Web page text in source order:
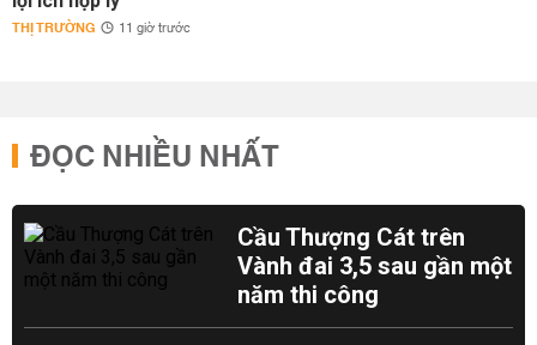
THỊ TRƯỜNG 11 giờ trước
ĐỌC NHIỀU NHẤT
Cầu Thượng Cát trên
Vành đai 3,5 sau gần một
năm thi công